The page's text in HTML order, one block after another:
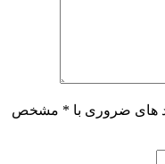
های ضروری با * مشخص